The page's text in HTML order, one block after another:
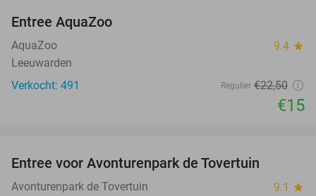
TODAY
Entree AquaZoo
AquaZoo 9.4 star
Leeuwarden
Verkocht: 491
Regulier €22,50
€15
TODAY
Entree voor Avonturenpark de Tovertuin
Avonturenpark de Tovertuin 9.1 star